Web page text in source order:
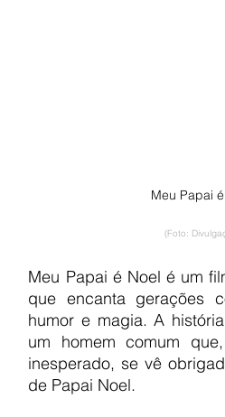
Meu Papai
(Foto:
Meu Papai é Noel é um
que encanta gerações
humor e magia. A
um homem comum
inesperado, se vê
de Papai Noel.